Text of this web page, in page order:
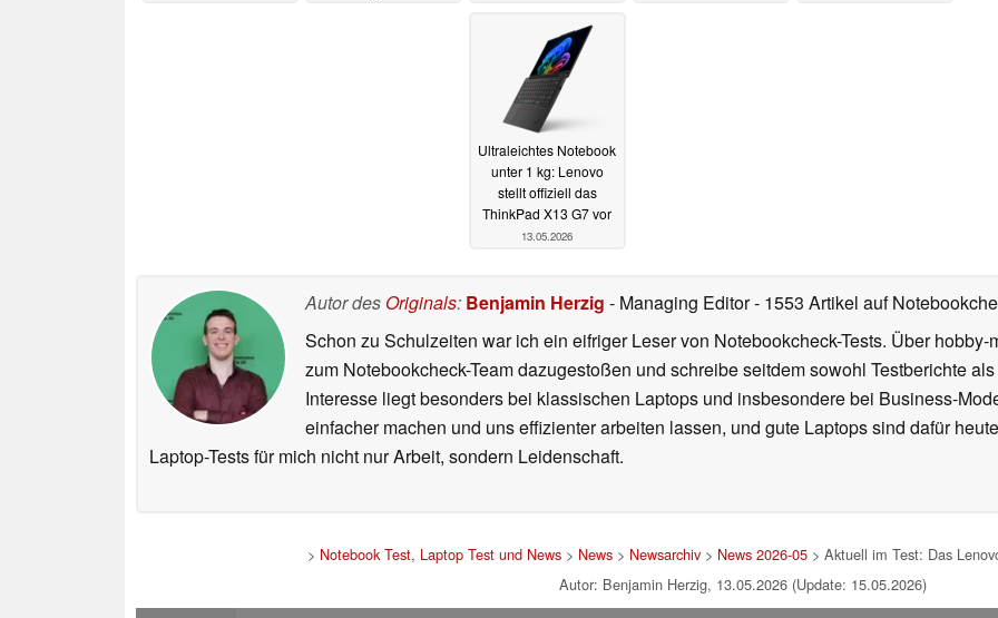
Ultraleichtes Notebook
unter 1 kg: Lenovo
stellt offiziell das
ThinkPad X13 G7 vor
13.05.2026
Autor des Originals: Benjamin Herzig - Managing Editor- 1553 Artikel auf
Schon zu Schulzeiten war ich ein eifriger Leser von Notebookcheck-Tests. Über
zum Notebookcheck-Team dazugestoßen und schreibe seitdem sowohl Testberichte
Interesse liegt besonders bei klassischen Laptops und insbesondere bei Business-
einfacher machen und uns effizienter arbeiten lassen, und gute Laptops sind dafür
Laptop-Tests für mich nicht nur Arbeit, sondern Leidenschaft.
> Notebook Test, Laptop Test und News > News > Newsarchiv > News 2026-05 > Aktuell im Test: Das
Autor: Benjamin Herzig, 13.05.2026 (Update: 15.05.2026)